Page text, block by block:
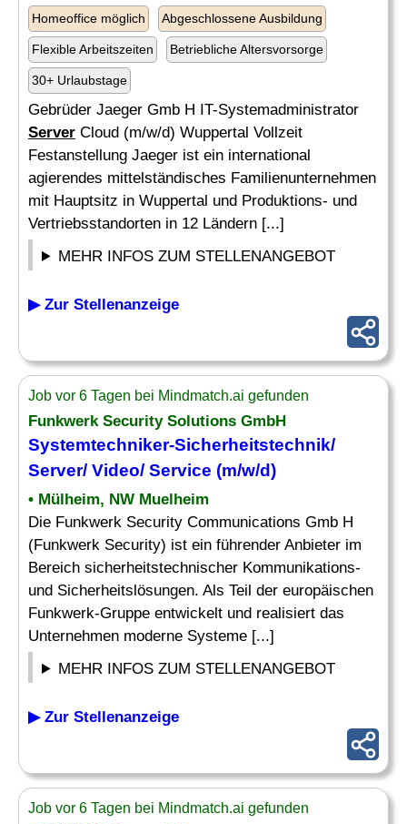
Homeoffice möglich Abgeschlossene Ausbildung
Flexible Arbeitszeiten Betriebliche Altersvorsorge
30+ Urlaubstage
Gebrüder Jaeger Gmb H IT-Systemadministrator
Server Cloud (m/w/d) Wuppertal Vollzeit
Festanstellung Jaeger ist ein international
agierendes mittelständisches Familienunternehmen
mit Hauptsitz in Wuppertal und Produktions- und
Vertriebsstandorten in 12 Ländern [...]
MEHR INFOS ZUM STELLENANGEBOT
▶ Zur Stellenanzeige
Job vor 6 Tagen bei Mindmatch.ai gefunden
Funkwerk Security Solutions GmbH
Systemtechniker-Sicherheitstechnik/
Server/ Video/ Service (m/w/d)
• Mülheim, NW Muelheim
Die Funkwerk Security Communications Gmb H
(Funkwerk Security) ist ein führender Anbieter im
Bereich sicherheitstechnischer Kommunikations-
und Sicherheitslösungen. Als Teil der europäischen
Funkwerk-Gruppe entwickelt und realisiert das
Unternehmen moderne Systeme [...]
MEHR INFOS ZUM STELLENANGEBOT
▶ Zur Stellenanzeige
Job vor 6 Tagen bei Mindmatch.ai gefunden